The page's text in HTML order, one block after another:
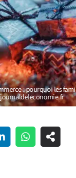
: pourquoi les